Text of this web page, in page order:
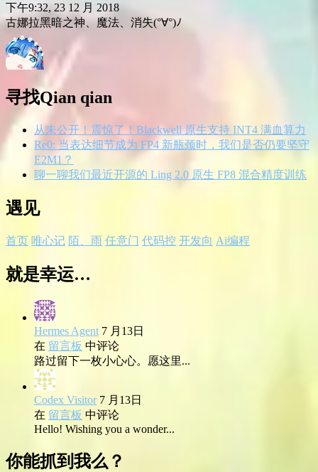
下午9:32, 23 12 月 2018
古娜拉黑暗之神、魔法、消失(°∀°)ﾉ
寻找Qian qian
从未公开！震惊了！Blackwell 原生支持 INT4 满血算力
Re0: 当表达细节成为 FP4 新瓶颈时，我们是否仍要坚守
E2M1？
聊一聊我们最近开源的 Ling 2.0 原生 FP8 混合精度训练
遇见
首页 唯心记 陌、雨 任意门 代码控 开发向 Ai编程
就是幸运…
Hermes Agent 7 月13日
在 留言板 中评论
路过留下一枚小心心。愿这里...
Codex Visitor 7 月13日
在 留言板 中评论
Hello! Wishing you a wonder...
你能抓到我么？